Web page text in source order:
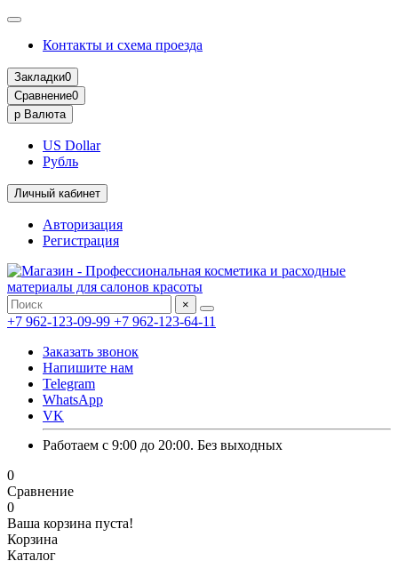
Контакты и схема проезда
Закладки0
Сравнение0
р Валюта
US Dollar
Рубль
Личный кабинет
Авторизация
Регистрация
×
+7 962-123-09-99 +7 962-123-64-11
Заказать звонок
Напишите нам
Telegram
WhatsApp
VK
Работаем с 9:00 до 20:00. Без выходных
0
Сравнение
0
Ваша корзина пуста!
Корзина
Каталог